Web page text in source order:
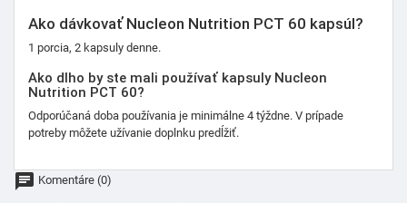
Ako dávkovať Nucleon Nutrition PCT 60 kapsúl?
1 porcia, 2 kapsuly denne.
Ako dlho by ste mali používať kapsuly Nucleon
Nutrition PCT 60?
Odporúčaná doba používania je minimálne 4 týždne. V prípade
potreby môžete užívanie doplnku predĺžiť.
chat Komentáre (0)